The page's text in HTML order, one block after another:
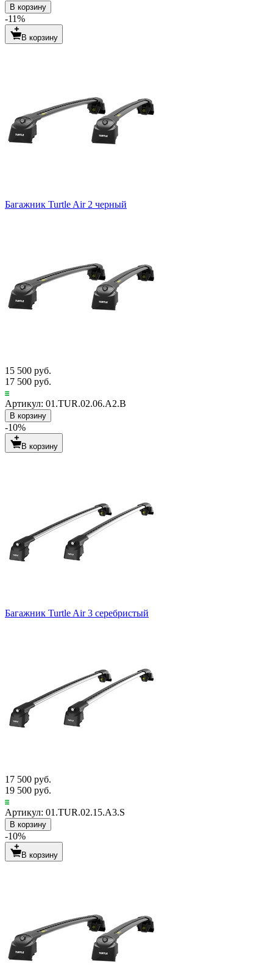
В корзину
-11%
В корзину
Багажник Turtle Air 2 черный
15 500 руб.
17 500 руб.
Артикул: 01.TUR.02.06.A2.B
В корзину
-10%
В корзину
Багажник Turtle Air 3 серебристый
17 500 руб.
19 500 руб.
Артикул: 01.TUR.02.15.A3.S
В корзину
-10%
В корзину